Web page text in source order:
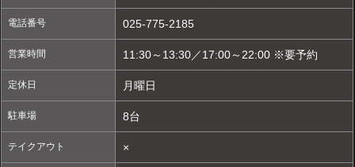
電話番号 025-775-2185
営業時間 11:30～13:30／17:00～22:00 ※要予約
定休日 月曜日
駐車場 8台
テイクアウト ×